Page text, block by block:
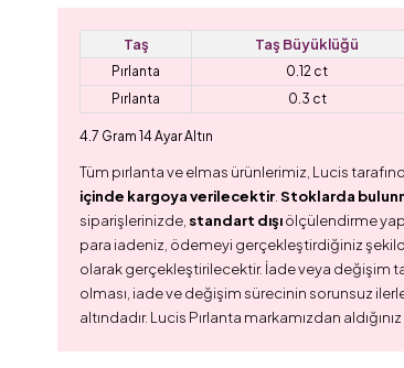
Taş Taş Büyüklüğü
Pırlanta 0.12 ct
Pırlanta
0.3 ct
4.7 Gram 14 Ayar Altın
Tüm pırlanta ve elmas ürünlerimiz, Lucis
içinde kargoya verilecektir. Stoklarda
siparişlerinizde, standart dışıölçülendirme
para iadeniz, ödemeyi gerçekleştirdiğiniz
olarak gerçekleştirilecektir. İade veya değişim
olması, iade ve değişim sürecinin sorunsuz
altındadır. Lucis Pırlanta markamızdan